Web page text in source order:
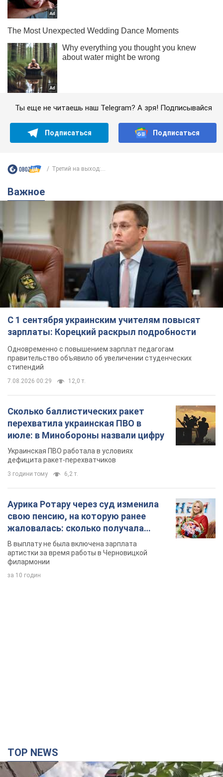
Ты еще не читаешь наш Telegram? А зря! Подписывайся
Подписаться Подписаться
Третий на выход:...
Важное
С 1 сентября украинским учителям повысят
зарплаты: Корецкий раскрыл подробности
Одновременно с повышением зарплат педагогам
правительство объявило об увеличении студенческих
стипендий
7.08.2026 00:29 12,0 т.
Сколько баллистических ракет
перехватила украинская ПВО в
июле: в Минобороны назвали цифру
Украинская ПВО работала в условиях
дефицита ракет-перехватчиков
3 години тому 6,2 т.
Аурика Ротару через суд изменила
свою пенсию, на которую ранее
жаловалась: сколько получала
певица
В выплату не была включена зарплата
артистки за время работы в Черновицкой
филармонии
за 10 годин
TOP NEWS